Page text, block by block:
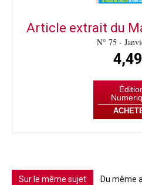
Article extrait du
N° 75 -
Sur le même sujet Du même